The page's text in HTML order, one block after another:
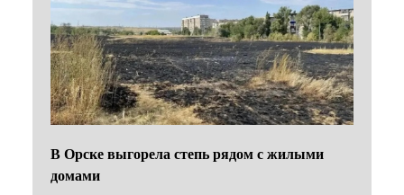
В Орске выгорела степь рядом с жилыми
домами